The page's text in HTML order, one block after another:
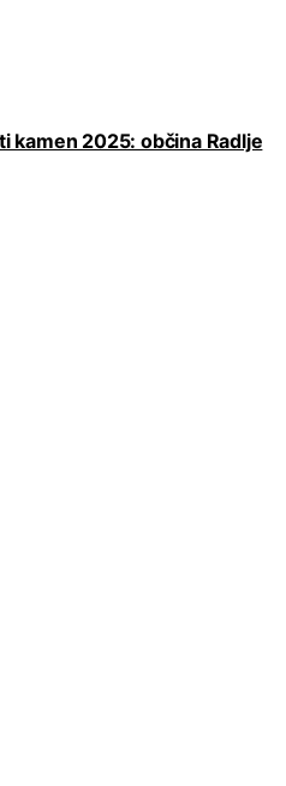
kamen 2025: občina Radlje